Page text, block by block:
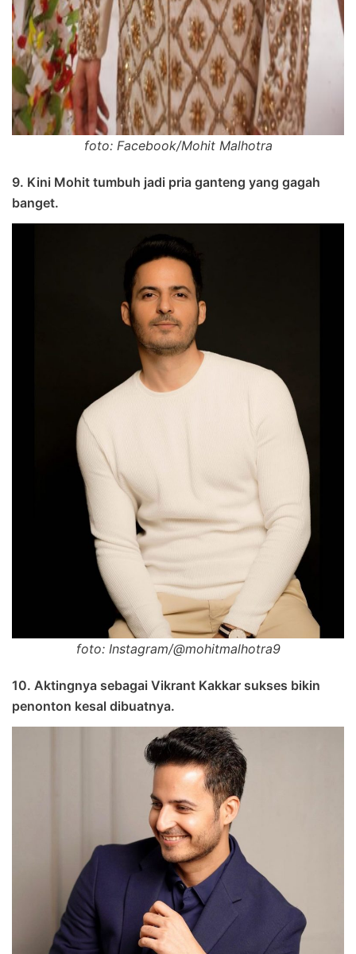
foto: Facebook/Mohit Malhotra
9. Kini Mohit tumbuh jadi pria ganteng yang gagah
banget.
foto: Instagram/@mohitmalhotra9
10. Aktingnya sebagai Vikrant Kakkar sukses bikin
penonton kesal dibuatnya.